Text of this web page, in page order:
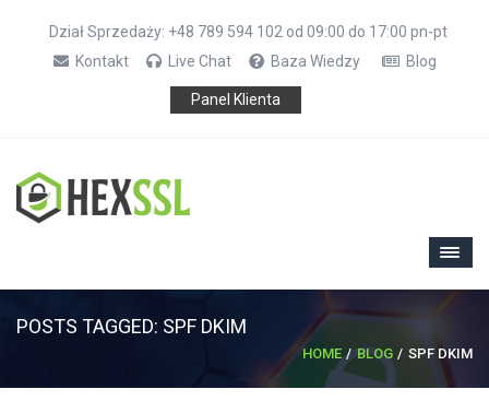
Dział Sprzedaży: +48 789 594 102 od 09:00 do 17:00 pn-pt
Kontakt
Live Chat Baza Wiedzy Blog
Panel Klienta
POSTS TAGGED: SPF DKIM
HOME BLOG SPF DKIM